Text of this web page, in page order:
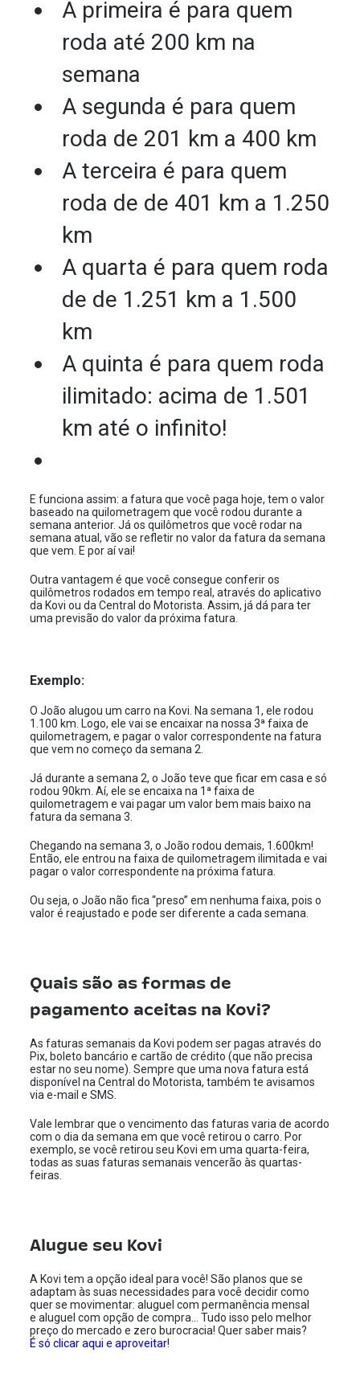
A primeira é para quem
roda até 200 km na
semana
A segunda é para quem
roda de 201 km a 400 km
A terceira é para quem
roda de de 401 km a 1.250
km
A quarta é para quem roda
de de 1.251 km a 1.500
km
A quinta é para quem roda
ilimitado: acima de 1.501
km até o infinito!
E funciona assim: a fatura que você paga hoje, tem o valor
baseado na quilometragem que você rodou durante a
semana anterior. Já os quilômetros que você rodar na
semana atual, vão se refletir no valor da fatura da semana
que vem. E por aí vai!
Outra vantagem é que você consegue conferir os
quilômetros rodados em tempo real, através do aplicativo
da Kovi ou da Central do Motorista. Assim, já dá para ter
uma previsão do valor da próxima fatura.
Exemplo:
O João alugou um carro na Kovi. Na semana 1, ele rodou
1.100 km. Logo, ele vai se encaixar na nossa 3ª faixa de
quilometragem, e pagar o valor correspondente na fatura
que vem no começo da semana 2.
Já durante a semana 2, o João teve que ficar em casa e só
rodou 90km. Aí, ele se encaixa na 1ª faixa de
quilometragem e vai pagar um valor bem mais baixo na
fatura da semana 3.
Chegando na semana 3, o João rodou demais, 1.600km!
Então, ele entrou na faixa de quilometragem ilimitada e vai
pagar o valor correspondente na próxima fatura.
Ou seja, o João não fica “preso” em nenhuma faixa, pois o
valor é reajustado e pode ser diferente a cada semana.
Quais são as formas de
pagamento aceitas na Kovi?
As faturas semanais da Kovi podem ser pagas através do
Pix, boleto bancário e cartão de crédito (que não precisa
estar no seu nome). Sempre que uma nova fatura está
disponível na Central do Motorista, também te avisamos
via e-mail e SMS.
Vale lembrar que o vencimento das faturas varia de acordo
com o dia da semana em que você retirou o carro. Por
exemplo, se você retirou seu Kovi em uma quarta-feira,
todas as suas faturas semanais vencerão às quartas-
feiras.
Alugue seu Kovi
A Kovi tem a opção ideal para você! São planos que se
adaptam às suas necessidades para você decidir como
quer se movimentar: aluguel com permanência mensal
e aluguel com opção de compra… Tudo isso pelo melhor
preço do mercado e zero burocracia! Quer saber mais?
É só clicar aqui e aproveitar!